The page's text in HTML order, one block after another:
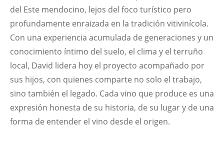
del Este mendocino, lejos del foco turístico pero
profundamente enraizada en la tradición vitivinícola.
Con una experiencia acumulada de generaciones y un
conocimiento íntimo del suelo, el clima y el terruño
local, David lidera hoy el proyecto acompañado por
sus hijos, con quienes comparte no solo el trabajo,
sino también el legado. Cada vino que produce es una
expresión honesta de su historia, de su lugar y de una
forma de entender el vino desde el origen.